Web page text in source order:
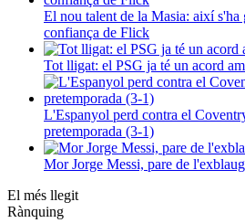
El nou talent de la Masia: així s'ha
confiança de Flick
Tot lligat: el PSG ja té un acord
L'Espanyol perd contra el
pretemporada (3-1)
Mor Jorge Messi, pare de
El més llegit
Rànquing